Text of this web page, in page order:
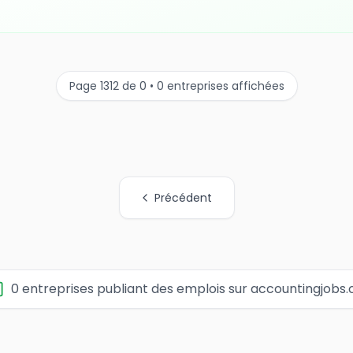
Page 1312 de 0 • 0 entreprises affichées
Précédent
0 entreprises publiant des emplois sur